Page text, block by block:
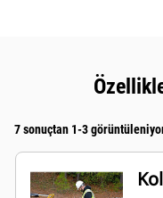
7 sonuçtan 1-3